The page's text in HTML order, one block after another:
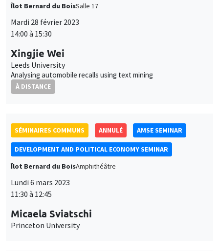
Îlot Bernard du BoisSalle 17
Mardi 28 février 2023
14:00 à 15:30
Xingjie Wei
Leeds University
Analysing automobile recalls using text mining
À DISTANCE
SÉMINAIRES COMMUNS ANNULÉ AMSE SEMINAR
DEVELOPMENT AND POLITICAL ECONOMY SEMINAR
Îlot Bernard du BoisAmphithéâtre
Lundi 6 mars 2023
11:30 à 12:45
Micaela Sviatschi
Princeton University